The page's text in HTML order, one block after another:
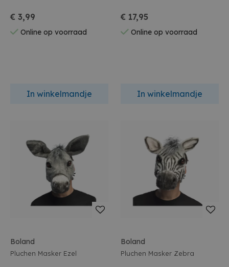
€ 3,99
Online op voorraad
In winkelmandje
€ 17,95
Online op voorraad
In winkelmandje
Boland
Pluchen Masker Ezel
Boland
Pluchen Masker Zebra